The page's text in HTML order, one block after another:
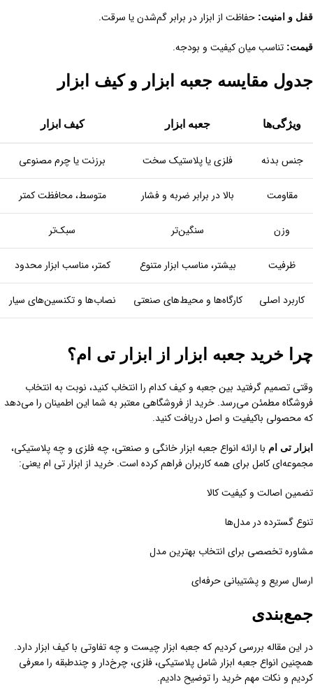
قفل و امنیت: حفاظت از ابزار در برابر گم‌شدن یا سرقت.
قیمت: تناسب میان کیفیت و بودجه.
جدول مقایسه جعبه ابزار و کیف ابزار
ویژگی‌ها جعبه ابزار کیف ابزار
جنس بدنه فلزی یا پلاستیک سخت برزنت یا چرم مصنوعی
مقاومت بالا در برابر ضربه و فشار متوسط، محافظت کمتر
وزن سنگین‌تر سبک‌تر
ظرفیت بیشتر، مناسب ابزار متنوع کمتر، مناسب ابزار محدود
کاربرد اصلی کارگاه‌ها و محیط‌های صنعتی نصاب‌ها و تکنسین‌های سیار
چرا خرید جعبه ابزار از ابزار تی ام؟
وقتی تصمیم گرفتید بین جعبه و کیف کدام را انتخاب کنید، نوبت به انتخاب
فروشگاه مطمئن می‌رسد. خرید از فروشگاهی معتبر به شما این اطمینان را می‌دهد
که محصولی باکیفیت و اصل دریافت کنید.
ابزار تی ام با ارائه انواع جعبه ابزار خانگی و صنعتی، چه فلزی و چه پلاستیکی،
مجموعه‌ای کامل برای همه کاربران فراهم کرده است. خرید از ابزار تی ام یعنی:
تضمین اصالت و کیفیت کالا
تنوع گسترده در مدل‌ها
مشاوره تخصصی برای انتخاب بهترین مدل
ارسال سریع و پشتیبانی حرفه‌ای
جمع‌بندی
در این مقاله بررسی کردیم که جعبه ابزار چیست و چه تفاوتی با کیف ابزار دارد.
همچنین انواع جعبه ابزار شامل پلاستیکی، فلزی، چرخ‌دار و چندطبقه را معرفی
کردیم و نکات مهم خرید را توضیح دادیم.